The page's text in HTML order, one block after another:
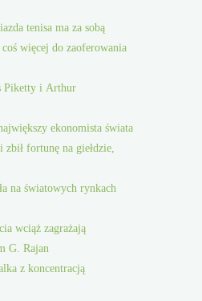
tenisa ma za sobą
więcej do zaoferowania
Piketty i Arthur
ekonomista świata
zbił fortunę na giełdzie,
na światowych rynkach
wciąż zagrażają
G. Rajan
z koncentracją